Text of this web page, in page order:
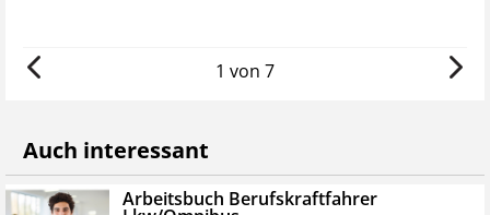
1 von 7
Auch interessant
Arbeitsbuch Berufskraftfahrer